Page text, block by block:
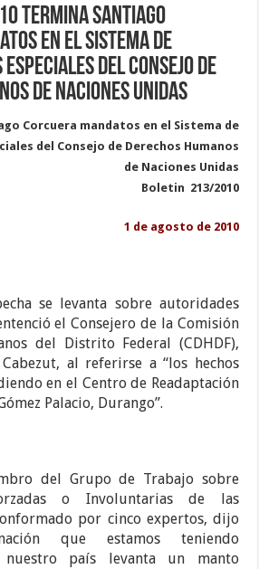
Termina Santiago
en el Sistema de
del Consejo de
de Naciones Unidas
Corcuera mandatos en el Sistema de
del Consejo de Derechos Humanos
de Naciones Unidas
Boletin 213/2010
1 de agosto de 2010
se levanta sobre autoridades
el Consejero de la Comisión
del Distrito Federal (CDHDF),
al referirse a “los hechos
en el Centro de Readaptación
Palacio, Durango”.
del Grupo de Trabajo sobre
o Involuntarias de las
por cinco expertos, dijo
que estamos teniendo
nuestro país levanta un manto